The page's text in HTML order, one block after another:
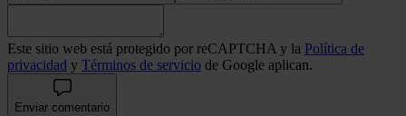
Este sitio web está protegido por reCAPTCHA y la Política de
privacidad y Términos de servicio de Google aplican.
Enviar comentario